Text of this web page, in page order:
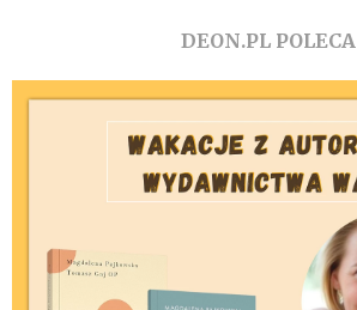
DEON.PL POLECA